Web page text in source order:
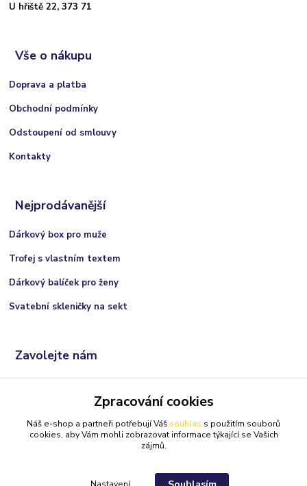
U hřiště 22, 373 71
Vše o nákupu
Doprava a platba
Obchodní podmínky
Odstoupení od smlouvy
Kontakty
Nejprodávanější
Dárkový box pro muže
Trofej s vlastním textem
Dárkový balíček pro ženy
Svatební skleničky na sekt
Zavolejte nám
(Po-Ne, 9:00 - 21:00 hod.)
info@darkolandia.cz
Zpracování cookies
Náš e-shop a partneři potřebují Váš souhlas s použitím souborů
cookies, aby Vám mohli zobrazovat informace týkající se Vašich
zájmů.